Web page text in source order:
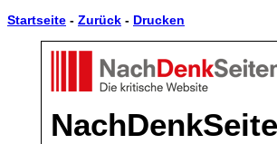
Startseite - Zurück - Drucken